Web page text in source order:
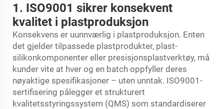
1. ISO9001 sikrer konsekvent
kvalitet i plastproduksjon
Konsekvens er uunnværlig i plastproduksjon. Enten
det gjelder tilpassede plastprodukter, plast-
silikonkomponenter eller presisjonsplastverktøy, må
kunder vite at hver og en batch oppfyller deres
nøyaktige spesifikasjoner – uten unntak. ISO9001-
sertifisering pålegger et strukturert
kvalitetsstyringssystem (QMS) som standardiserer